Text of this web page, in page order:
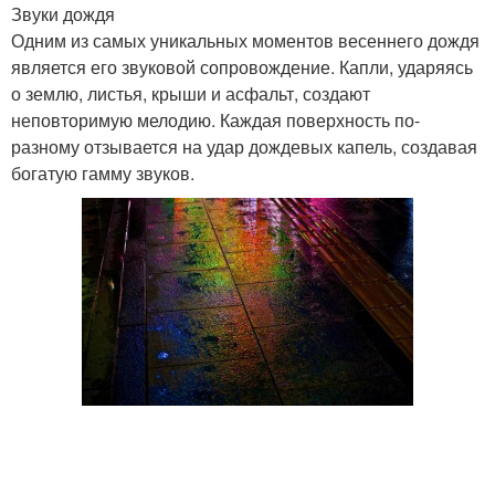
Звуки дождя
Одним из самых уникальных моментов весеннего дождя
является его звуковой сопровождение. Капли, ударяясь
о землю, листья, крыши и асфальт, создают
неповторимую мелодию. Каждая поверхность по-
разному отзывается на удар дождевых капель, создавая
богатую гамму звуков.